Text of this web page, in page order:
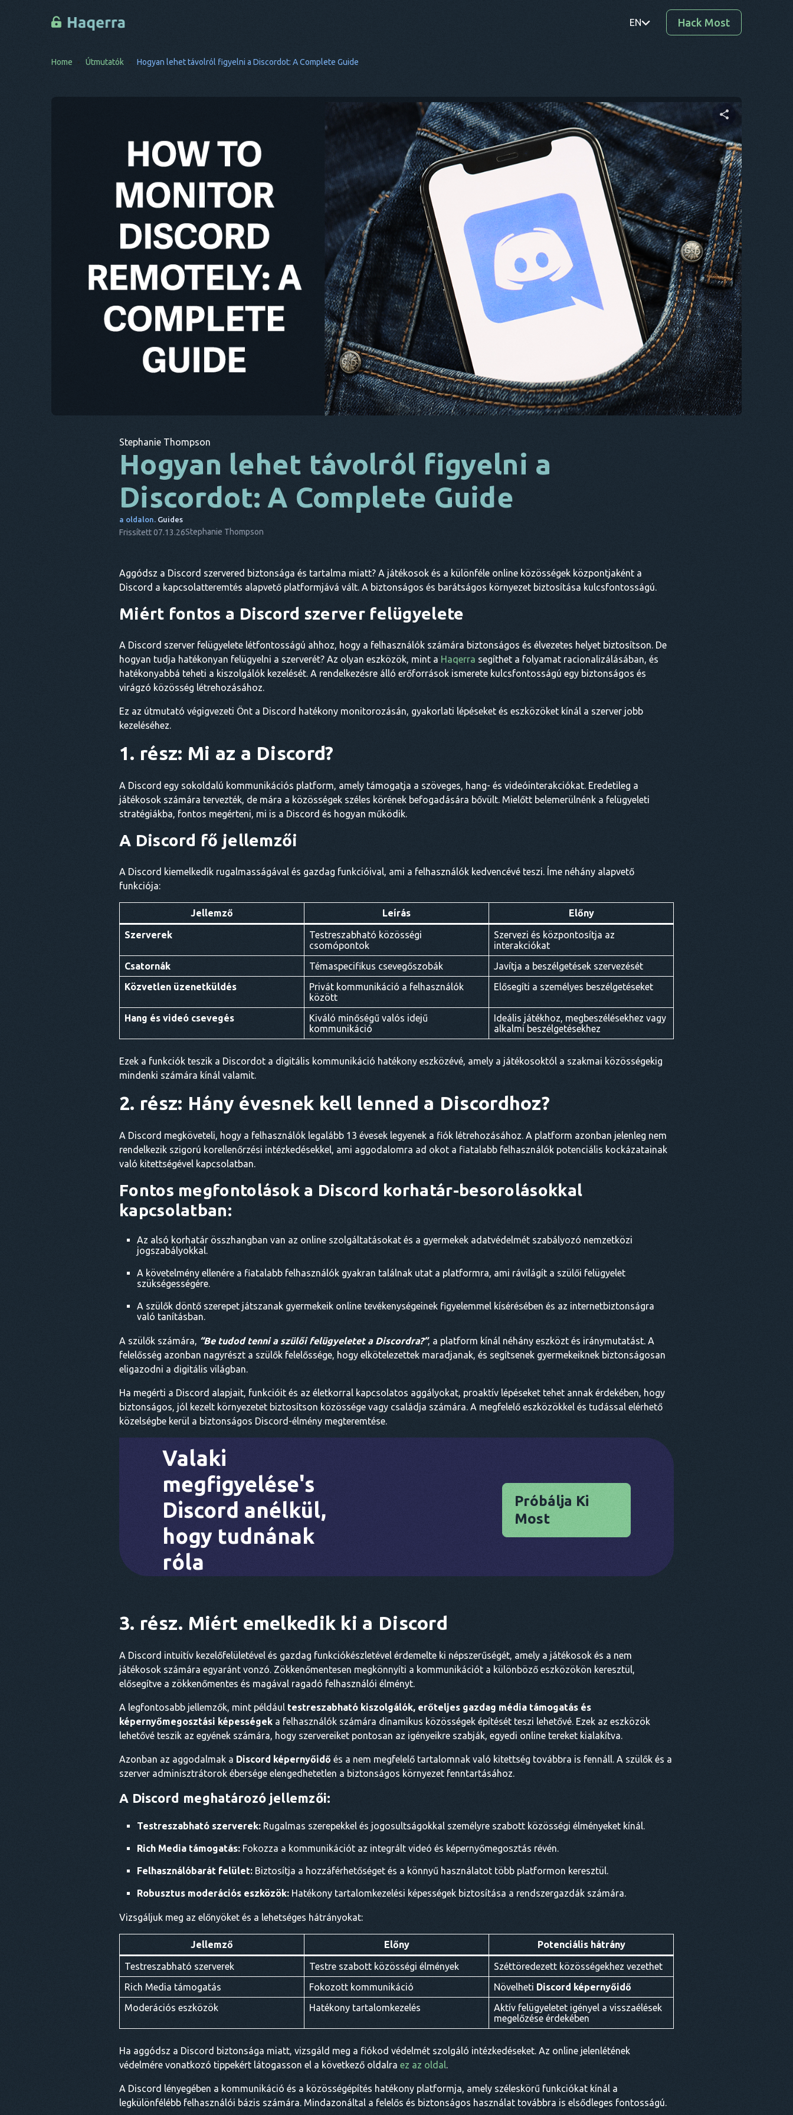
EN
DE
SV
KO
AR
BG
CS
DA
EZ
FR
NL
ES
TR
Hack Most
Home Útmutatók Hogyan lehet távolról figyelni a Discordot: A Complete Guide
Ossza meg ezt a cikket
Twitter Facebook Link másolása
Stephanie Thompson
Hogyan lehet távolról figyelni a
Discordot: A Complete Guide
a oldalon. Guides
Frissített 07.13.26Stephanie Thompson
Aggódsz a Discord szervered biztonsága és tartalma miatt? A játékosok és a különféle online közösségek központjaként a
Discord a kapcsolatteremtés alapvető platformjává vált. A biztonságos és barátságos környezet biztosítása kulcsfontosságú.
Miért fontos a Discord szerver felügyelete
A Discord szerver felügyelete létfontosságú ahhoz, hogy a felhasználók számára biztonságos és élvezetes helyet biztosítson. De
hogyan tudja hatékonyan felügyelni a szerverét? Az olyan eszközök, mint a Haqerra segíthet a folyamat racionalizálásában, és
hatékonyabbá teheti a kiszolgálók kezelését. A rendelkezésre álló erőforrások ismerete kulcsfontosságú egy biztonságos és
virágzó közösség létrehozásához.
Ez az útmutató végigvezeti Önt a Discord hatékony monitorozásán, gyakorlati lépéseket és eszközöket kínál a szerver jobb
kezeléséhez.
1. rész: Mi az a Discord?
A Discord egy sokoldalú kommunikációs platform, amely támogatja a szöveges, hang- és videóinterakciókat. Eredetileg a
játékosok számára tervezték, de mára a közösségek széles körének befogadására bővült. Mielőtt belemerülnénk a felügyeleti
stratégiákba, fontos megérteni, mi is a Discord és hogyan működik.
A Discord fő jellemzői
A Discord kiemelkedik rugalmasságával és gazdag funkcióival, ami a felhasználók kedvencévé teszi. Íme néhány alapvető
funkciója:
Jellemző Leírás Előny
Szerverek
Testreszabható közösségi
csomópontok
Szervezi és központosítja az
interakciókat
Csatornák
Témaspecifikus csevegőszobák
Javítja a beszélgetések szervezését
Közvetlen üzenetküldés
Privát kommunikáció a felhasználók
között
Elősegíti a személyes beszélgetéseket
Hang és videó csevegés
Kiváló minőségű valós idejű
kommunikáció
Ideális játékhoz, megbeszélésekhez vagy
alkalmi beszélgetésekhez
Ezek a funkciók teszik a Discordot a digitális kommunikáció hatékony eszközévé, amely a játékosoktól a szakmai közösségekig
mindenki számára kínál valamit.
2. rész: Hány évesnek kell lenned a Discordhoz?
A Discord megköveteli, hogy a felhasználók legalább 13 évesek legyenek a fiók létrehozásához. A platform azonban jelenleg nem
rendelkezik szigorú korellenőrzési intézkedésekkel, ami aggodalomra ad okot a fiatalabb felhasználók potenciális kockázatainak
való kitettségével kapcsolatban.
Fontos megfontolások a Discord korhatár-besorolásokkal
kapcsolatban:
Az alsó korhatár összhangban van az online szolgáltatásokat és a gyermekek adatvédelmét szabályozó nemzetközi
jogszabályokkal.
A követelmény ellenére a fiatalabb felhasználók gyakran találnak utat a platformra, ami rávilágít a szülői felügyelet
szükségességére.
A szülők döntő szerepet játszanak gyermekeik online tevékenységeinek figyelemmel kísérésében és az internetbiztonságra
való tanításban.
A szülők számára, “Be tudod tenni a szülői felügyeletet a Discordra?”, a platform kínál néhány eszközt és iránymutatást. A
felelősség azonban nagyrészt a szülők felelőssége, hogy elkötelezettek maradjanak, és segítsenek gyermekeiknek biztonságosan
eligazodni a digitális világban.
Ha megérti a Discord alapjait, funkcióit és az életkorral kapcsolatos aggályokat, proaktív lépéseket tehet annak érdekében, hogy
biztonságos, jól kezelt környezetet biztosítson közössége vagy családja számára. A megfelelő eszközökkel és tudással elérhető
közelségbe kerül a biztonságos Discord-élmény megteremtése.
Valaki
megfigyelése's
Discord anélkül,
hogy tudnának
róla
Próbálja Ki
Most
3. rész. Miért emelkedik ki a Discord
A Discord intuitív kezelőfelületével és gazdag funkciókészletével érdemelte ki népszerűségét, amely a játékosok és a nem
játékosok számára egyaránt vonzó. Zökkenőmentesen megkönnyíti a kommunikációt a különböző eszközökön keresztül,
elősegítve a zökkenőmentes és magával ragadó felhasználói élményt.
A legfontosabb jellemzők, mint például testreszabható kiszolgálók, erőteljes gazdag média támogatás és
képernyőmegosztási képességek a felhasználók számára dinamikus közösségek építését teszi lehetővé. Ezek az eszközök
lehetővé teszik az egyének számára, hogy szervereiket pontosan az igényeikre szabják, egyedi online tereket kialakítva.
Azonban az aggodalmak a Discord képernyőidő és a nem megfelelő tartalomnak való kitettség továbbra is fennáll. A szülők és a
szerver adminisztrátorok ébersége elengedhetetlen a biztonságos környezet fenntartásához.
A Discord meghatározó jellemzői:
Testreszabható szerverek: Rugalmas szerepekkel és jogosultságokkal személyre szabott közösségi élményeket kínál.
Rich Media támogatás: Fokozza a kommunikációt az integrált videó és képernyőmegosztás révén.
Felhasználóbarát felület: Biztosítja a hozzáférhetőséget és a könnyű használatot több platformon keresztül.
Robusztus moderációs eszközök: Hatékony tartalomkezelési képességek biztosítása a rendszergazdák számára.
Vizsgáljuk meg az előnyöket és a lehetséges hátrányokat:
Jellemző Előny Potenciális hátrány
Testreszabható szerverek Testre szabott közösségi élmények
Széttöredezett közösségekhez vezethet
Rich Media támogatás
Fokozott kommunikáció Növelheti Discord képernyőidő
Moderációs eszközök
Hatékony tartalomkezelés
Aktív felügyeletet igényel a visszaélések
megelőzése érdekében
Ha aggódsz a Discord biztonsága miatt, vizsgáld meg a fiókod védelmét szolgáló intézkedéseket. Az online jelenlétének
védelmére vonatkozó tippekért látogasson el a következő oldalra ez az oldal.
A Discord lényegében a kommunikáció és a közösségépítés hatékony platformja, amely széleskörű funkciókat kínál a
legkülönfélébb felhasználói bázis számára. Mindazonáltal a felelős és biztonságos használat továbbra is elsődleges fontosságú.